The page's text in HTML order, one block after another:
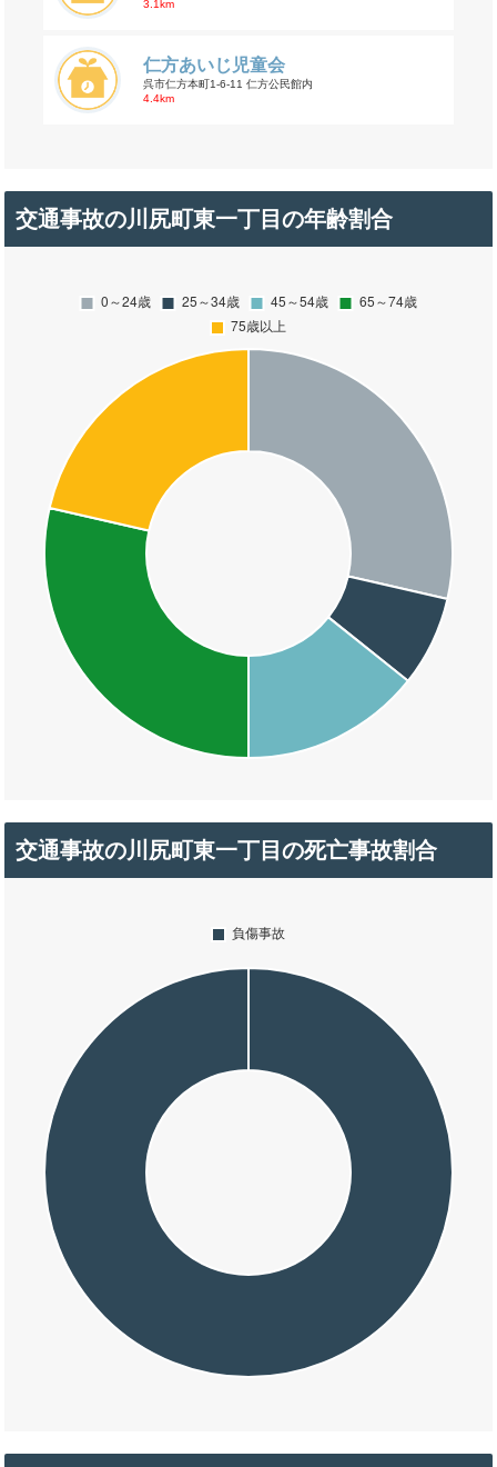
3.1km
仁方あいじ児童会
呉市仁方本町1-6-11 仁方公民館内
4.4km
交通事故の川尻町東一丁目の年齢割合
交通事故の川尻町東一丁目の死亡事故割合